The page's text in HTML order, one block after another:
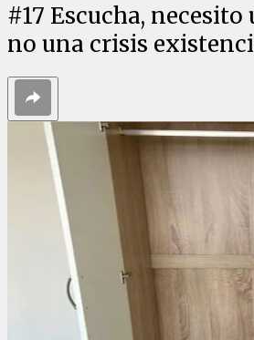
#17 Escucha,
no una crisis